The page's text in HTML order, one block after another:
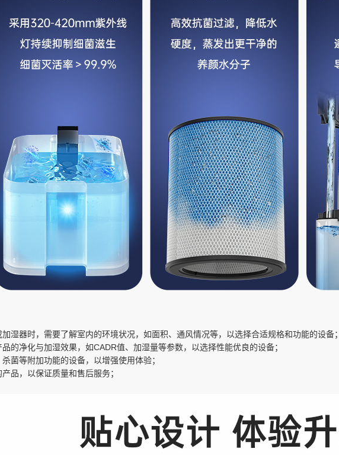
湿器时，需要了解室内的环境状况，如面积、通风情况等，以选择合适规格和功能的设备；
的净化与加湿效果，如CADR值、加湿量等参数，以选择性能优良的设备；
菌等附加功能的设备，以增强使用体验；
品，以保证质量和售后服务；